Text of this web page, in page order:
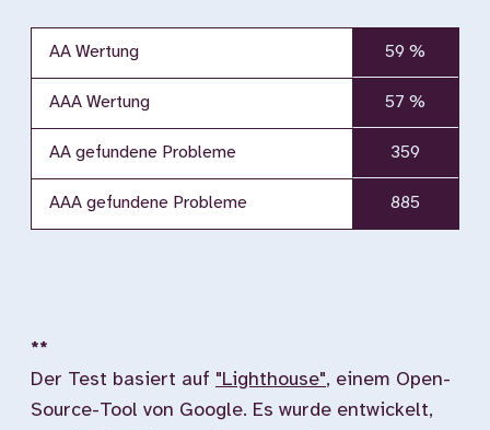
AA Wertung 59 %
AAA Wertung 57 %
AA gefundene Probleme 359
AAA gefundene Probleme 885
**
Der Test basiert auf "Lighthouse", einem Open-
Source-Tool von Google. Es wurde entwickelt,